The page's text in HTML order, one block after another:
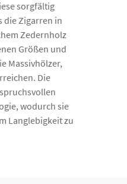
sorgfältig
die Zigarren in
Zedernholz
Größen und
Massivhölzer,
Die
wodurch sie
Langlebigkeit zu